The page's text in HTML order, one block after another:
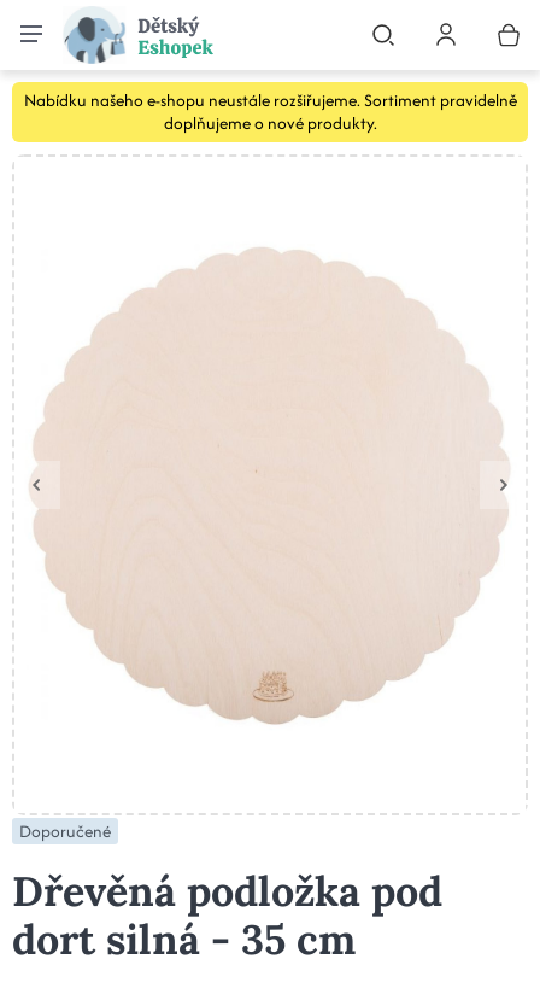
Nabídku našeho e-shopu neustále rozšiřujeme. Sortiment pravidelně
doplňujeme o nové produkty.
Doporučené
Dřevěná podložka pod
dort silná - 35 cm